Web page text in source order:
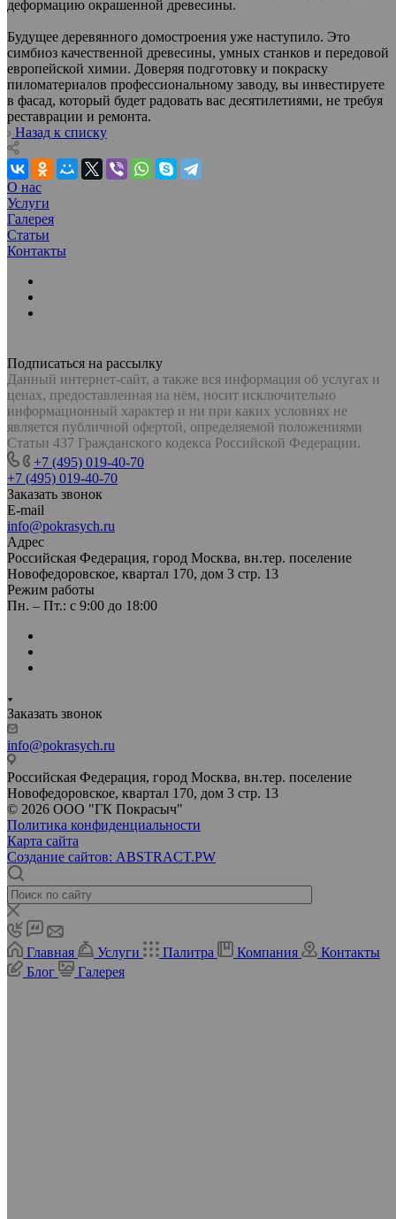
деформацию окрашенной древесины.
Будущее деревянного домостроения уже наступило. Это
симбиоз качественной древесины, умных станков и передовой
европейской химии. Доверяя подготовку и покраску
пиломатериалов профессиональному заводу, вы инвестируете
в фасад, который будет радовать вас десятилетиями, не требуя
реставрации и ремонта.
Назад к списку
О нас
Услуги
Галерея
Статьи
Контакты
Подписаться на рассылку
Данный интернет-сайт, а также вся информация об услугах и
ценах, предоставленная на нём, носит исключительно
информационный характер и ни при каких условиях не
является публичной офертой, определяемой положениями
Статьи 437 Гражданского кодекса Российской Федерации.
+7 (495) 019-40-70
+7 (495) 019-40-70
Заказать звонок
E-mail
info@pokrasych.ru
Адрес
Российская Федерация, город Москва, вн.тер. поселение
Новофедоровское, квартал 170, дом 3 стр. 13
Режим работы
Пн. – Пт.: с 9:00 до 18:00
Заказать звонок
info@pokrasych.ru
Российская Федерация, город Москва, вн.тер. поселение
Новофедоровское, квартал 170, дом 3 стр. 13
© 2026 ООО "ГК Покрасыч"
Политика конфиденциальности
Карта сайта
Создание сайтов: ABSTRACT.PW
Главная Услуги Палитра Компания
Контакты
Блог
Галерея